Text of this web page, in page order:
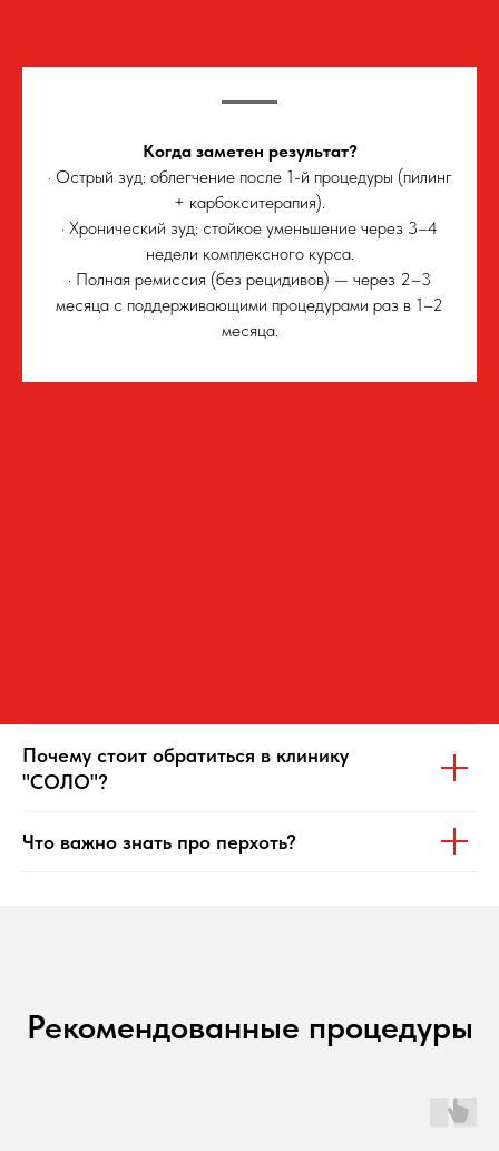
Когда заметен результат?
· Острый зуд: облегчение после 1-й процедуры (пилинг
+ карбокситерапия).
· Хронический зуд: стойкое уменьшение через 3–4
недели комплексного курса.
· Полная ремиссия (без рецидивов) — через 2–3
месяца с поддерживающими процедурами раз в 1–2
месяца.
Почему стоит обратиться в клинику
"СОЛО"?
Что важно знать про перхоть?
Рекомендованные процедуры